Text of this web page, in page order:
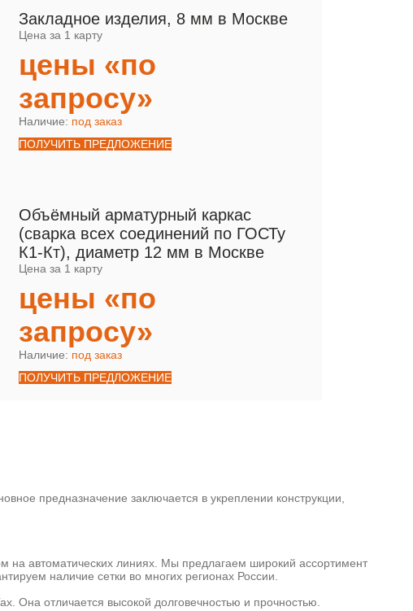
Закладное изделия, 8 мм в Москве
Цена за 1 карту
цены «по
запросу»
Наличие: под заказ
ПОЛУЧИТЬ ПРЕДЛОЖЕНИЕ
Объёмный арматурный каркас
(сварка всех соединений по ГОСТу
К1-Кт), диаметр 12 мм в Москве
Цена за 1 карту
цены «по
запросу»
Наличие: под заказ
ПОЛУЧИТЬ ПРЕДЛОЖЕНИЕ
предназначение заключается в укреплении конструкции,
на автоматических линиях. Мы предлагаем широкий ассортимент
наличие сетки во многих регионах России.
Она отличается высокой долговечностью и прочностью.